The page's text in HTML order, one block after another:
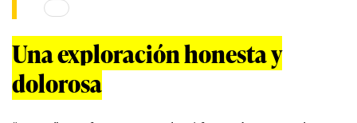
Una exploración honesta y
dolorosa